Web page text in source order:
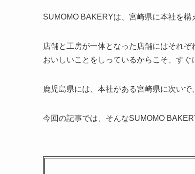
SUMOMO BAKERYは、宮崎県に本社を構
店舗と工房が一体となった店舗にはそれ
おいしいことをしっているからこそ、すぐ
鹿児島県には、本社がある宮崎県に次いで
今回の記事では、そんなSUMOMO